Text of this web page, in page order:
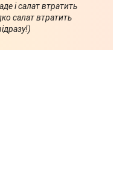
і салат втратить
салат втратить